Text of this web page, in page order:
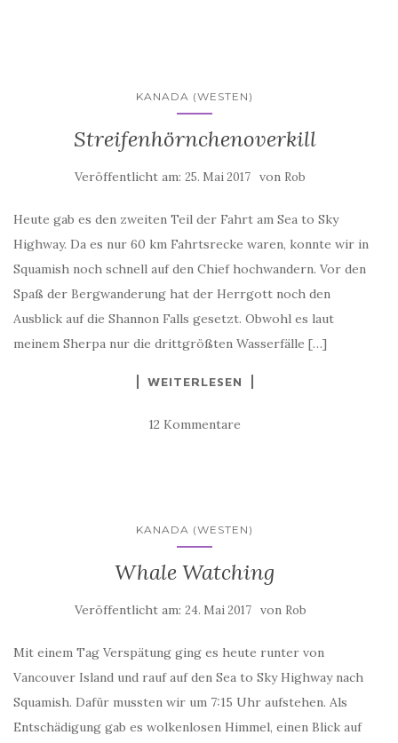
KANADA (WESTEN)
Streifenhörnchenoverkill
Veröffentlicht am: 25. Mai 2017 von Rob
Heute gab es den zweiten Teil der Fahrt am Sea to Sky
Highway. Da es nur 60 km Fahrtsrecke waren, konnte wir in
Squamish noch schnell auf den Chief hochwandern. Vor den
Spaß der Bergwanderung hat der Herrgott noch den
Ausblick auf die Shannon Falls gesetzt. Obwohl es laut
meinem Sherpa nur die drittgrößten Wasserfälle […]
WEITERLESEN
12 Kommentare
KANADA (WESTEN)
Whale Watching
Veröffentlicht am: 24. Mai 2017 von Rob
Mit einem Tag Verspätung ging es heute runter von
Vancouver Island und rauf auf den Sea to Sky Highway nach
Squamish. Dafür mussten wir um 7:15 Uhr aufstehen. Als
Entschädigung gab es wolkenlosen Himmel, einen Blick auf